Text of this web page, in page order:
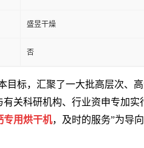
盛昱干燥
否
目标，汇聚了一大批高层次、
关科研机构、行业资申专加
专用烘干机，及时的服务”为导